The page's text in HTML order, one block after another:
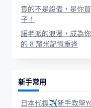
貴的不是設備，是你
子！
讓老派的浪漫，成為
的 8 釐米記憶重逢
新手常用
日本代標✈新手教學